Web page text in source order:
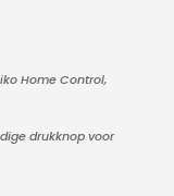
Home Control,
drukknop voor